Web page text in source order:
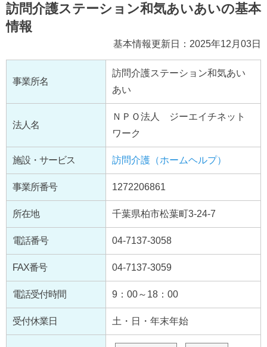
訪問介護ステーション和気あいあいの基本
情報
基本情報更新日：2025年12月03日
事業所名
訪問介護ステーション和気あい
あい
法人名
ＮＰＯ法人 ジーエイチネット
ワーク
施設・サービス 訪問介護（ホームヘルプ）
事業所番号 1272206861
所在地 千葉県柏市松葉町3-24-7
電話番号 04-7137-3058
FAX番号 04-7137-3059
電話受付時間 9：00～18：00
受付休業日 土・日・年末年始